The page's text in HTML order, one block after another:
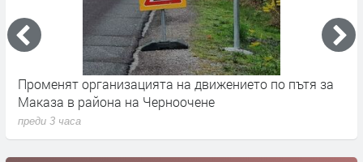
Променят организацията на движението по пътя за
Маказа в района на Черноочене
преди 3 часа